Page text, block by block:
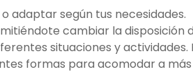
adaptar según tus necesidades.
cambiar la disposición
situaciones y actividades.
formas para acomodar a más